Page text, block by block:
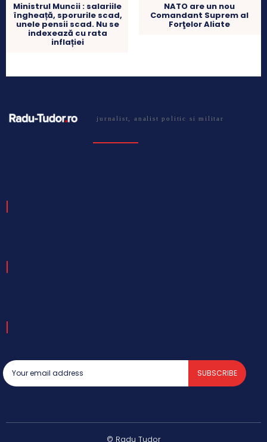
Ministrul Muncii : salariile
îngheață, sporurile scad,
unele pensii scad. Nu se
indexează cu rata
inflației
NATO are un nou
Comandant Suprem al
Forţelor Aliate
jurnalist, analist politic si militar
SUBSCRIBE
© Radu Tudor